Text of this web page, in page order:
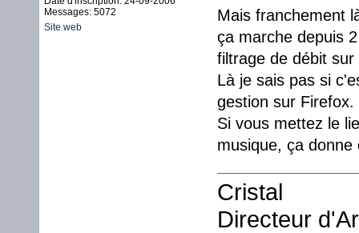
Messages: 5072
Site web
Mais franchement
ça marche depuis
filtrage de débit
Là je sais pas si
gestion sur Firefox.
Si vous mettez le
musique, ça donne
Cristal
Directeur